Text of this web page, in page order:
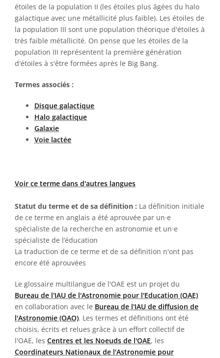
étoiles de la population II (les étoiles plus âgées du halo
galactique avec une métallicité plus faible). Les étoiles de
la population III sont une population théorique d'étoiles à
très faible métallicité. On pense que les étoiles de la
population III représentent la première génération
d'étoiles à s'être formées après le Big Bang.
Termes associés :
Disque galactique
Halo galactique
Galaxie
Voie lactée
Voir ce terme dans d'autres langues
Statut du terme et de sa définition : La définition initiale
de ce terme en anglais a été aprouvée par un·e
spécialiste de la recherche en astronomie et un·e
spécialiste de l’éducation
La traduction de ce terme et de sa définition n'ont pas
encore été aprouvées
Le glossaire multilangue de l'OAE est un projet du
Bureau de l'IAU de l'Astronomie pour l'Education (OAE)
en collaboration avec le Bureau de l'IAU de diffusion de
l'Astronomie (OAO). Les termes et définitions ont été
choisis, écrits et relues grâce à un effort collectif de
l'OAE, les Centres et les Noeuds de l'OAE, les
Coordinateurs Nationaux de l'Astronomie pour